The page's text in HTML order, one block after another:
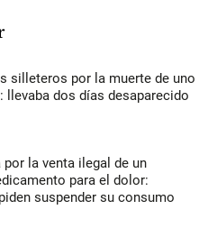
silleteros por la muerte de uno
llevaba dos días desaparecido
por la venta ilegal de un
para el dolor:
suspender su consumo